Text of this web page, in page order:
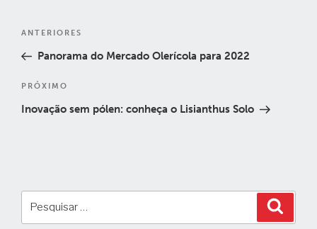
Navegação
Post
Post
anterior
ANTERIORES
Panorama do Mercado Olerícola para 2022
Próximo
post
PRÓXIMO
Inovação sem pólen: conheça o Lisianthus Solo